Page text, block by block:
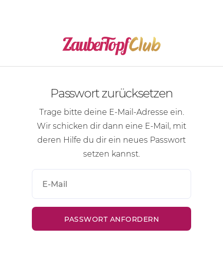
Passwort zurücksetzen
Trage bitte deine E-Mail-Adresse ein.
Wir schicken dir dann eine E-Mail , mit
deren Hilfe du dir ein neues Passwort
setzen kannst.